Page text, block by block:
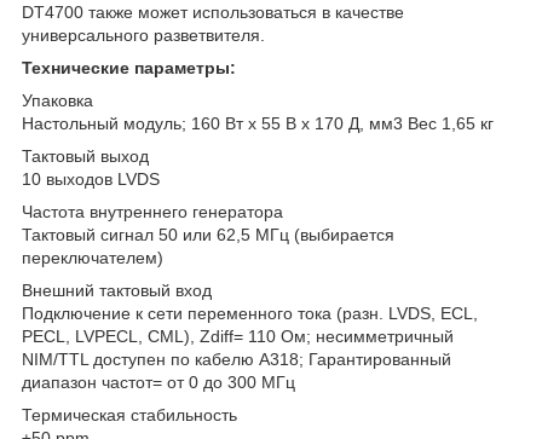
DT4700 также может использоваться в качестве
универсального разветвителя.
Технические параметры:
Упаковка
Настольный модуль; 160 Вт x 55 В x 170 Д, мм3 Вес 1,65 кг
Тактовый выход
10 выходов LVDS
Частота внутреннего генератора
Тактовый сигнал 50 или 62,5 МГц (выбирается
переключателем)
Внешний тактовый вход
Подключение к сети переменного тока (разн. LVDS, ECL,
PECL, LVPECL, CML), Zdiff= 110 Ом; несимметричный
NIM/TTL доступен по кабелю A318; Гарантированный
диапазон частот= от 0 до 300 МГц
Термическая стабильность